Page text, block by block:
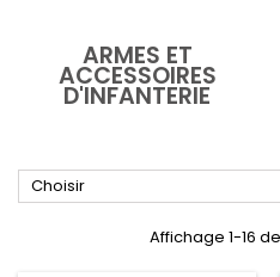
ARMES ET
ACCESSOIRES
D'INFANTERIE
Choisir
Affichage 1-16